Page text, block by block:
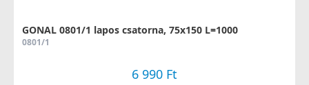
GONAL 0801/1 lapos csatorna, 75x150 L=1000
0801/1
6 990 Ft